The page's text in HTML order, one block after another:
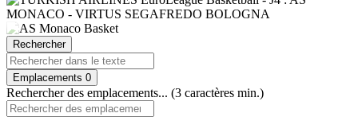
Rechercher
Emplacements 0
Rechercher des emplacements... (3 caractères min.)